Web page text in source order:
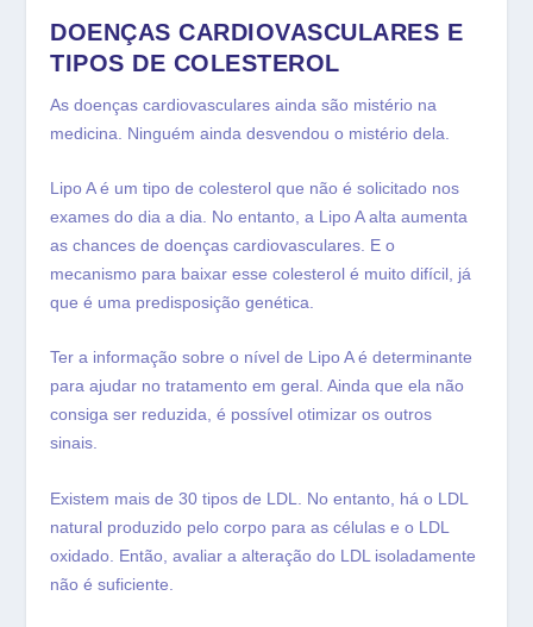
DOENÇAS CARDIOVASCULARES E
TIPOS DE COLESTEROL
As doenças cardiovasculares ainda são mistério na
medicina. Ninguém ainda desvendou o mistério dela.
Lipo A é um tipo de colesterol que não é solicitado nos
exames do dia a dia. No entanto, a Lipo A alta aumenta
as chances de doenças cardiovasculares. E o
mecanismo para baixar esse colesterol é muito difícil, já
que é uma predisposição genética.
Ter a informação sobre o nível de Lipo A é determinante
para ajudar no tratamento em geral. Ainda que ela não
consiga ser reduzida, é possível otimizar os outros
sinais.
Existem mais de 30 tipos de LDL. No entanto, há o LDL
natural produzido pelo corpo para as células e o LDL
oxidado. Então, avaliar a alteração do LDL isoladamente
não é suficiente.